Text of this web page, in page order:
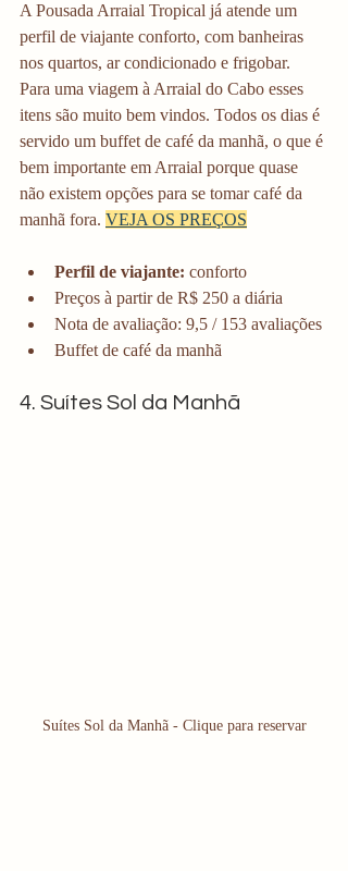
A Pousada Arraial Tropical já atende um
perfil de viajante conforto, com banheiras
nos quartos, ar condicionado e frigobar.
Para uma viagem à Arraial do Cabo esses
itens são muito bem vindos. Todos os dias é
servido um buffet de café da manhã, o que é
bem importante em Arraial porque quase
não existem opções para se tomar café da
manhã fora. VEJA OS PREÇOS
Perfil de viajante: conforto
Preços à partir de R$ 250 a diária
Nota de avaliação: 9,5 / 153 avaliações
Buffet de café da manhã
4. Suítes Sol da Manhã
Suítes Sol da Manhã - Clique para reservar